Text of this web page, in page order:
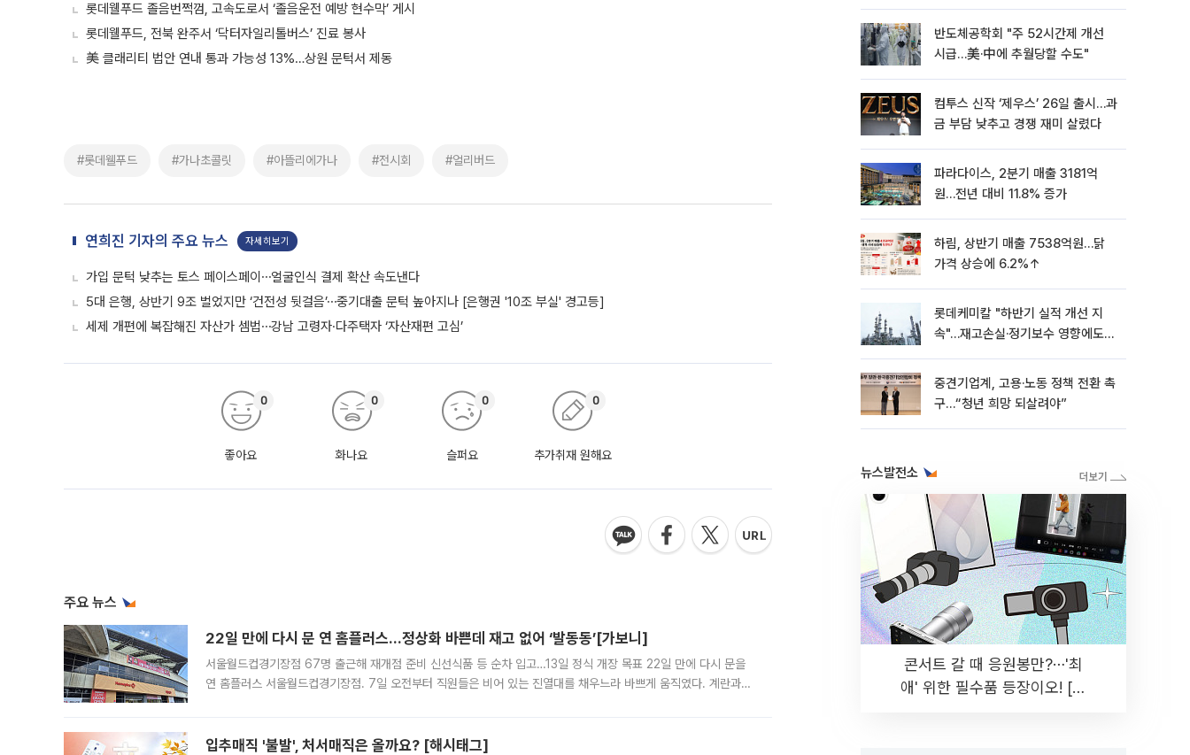
롯데웰푸드 졸음번쩍껌, 고속도로서 ‘졸음운전 예방 현수막’ 게시
롯데웰푸드, 전북 완주서 ‘닥터자일리톨버스’ 진료 봉사
美 클래리티 법안 연내 통과 가능성 13%…상원 문턱서 제동
#롯데웰푸드 #가나초콜릿 #아뜰리에가나 #전시회 #얼리버드
연희진 기자의 주요 뉴스 자세히보기
가입 문턱 낮추는 토스 페이스페이⋯얼굴인식 결제 확산 속도낸다
5대 은행, 상반기 9조 벌었지만 ‘건전성 뒷걸음’⋯중기대출 문턱 높아지나 [은행권 '10조 부실' 경고등]
세제 개편에 복잡해진 자산가 셈법⋯강남 고령자·다주택자 ‘자산재편 고심’
좋아요
0
화나요
0
슬퍼요
0
추가취재 원해요
0
주요 뉴스
22일 만에 다시 문 연 홈플러스…정상화 바쁜데 재고 없어 ‘발동동’[가보니]
서울월드컵경기장점 67명 출근해 재개점 준비 신선식품 등 순차 입고…13일 정식 개장 목표 22일 만에 다시 문을
연 홈플러스 서울월드컵경기장점. 7일 오전부터 직원들은 비어 있는 진열대를 채우느라 바쁘게 움직였다. 계란과
입추매직 '불발', 처서매직은 올까요? [해시태그]
반도체공학회 "주 52시간제 개선
시급…美·中에 추월당할 수도"
컴투스 신작 ‘제우스’ 26일 출시…과
금 부담 낮추고 경쟁 재미 살렸다
파라다이스, 2분기 매출 3181억
원…전년 대비 11.8% 증가
하림, 상반기 매출 7538억원…닭
가격 상승에 6.2%↑
롯데케미칼 "하반기 실적 개선 지
속"…재고손실·정기보수 영향에도
중견기업계, 고용·노동 정책 전환 촉
구…“청년 희망 되살려야”
뉴스발전소
콘서트 갈 때 응원봉만?⋯'최
애' 위한 필수품 등장이오! [솔